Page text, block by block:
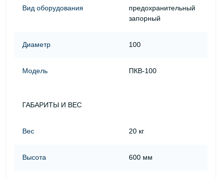
Вид оборудования
предохранительный
запорный
Диаметр 100
Модель ПКВ-100
ГАБАРИТЫ И ВЕС
Вес 20 кг
Высота 600 мм